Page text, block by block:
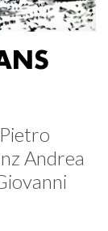
Andrea